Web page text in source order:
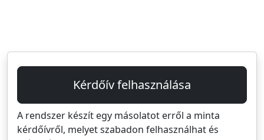
Kérdőív felhasználása
A rendszer készít egy másolatot erről a minta
kérdőívről, melyet szabadon felhasználhat és